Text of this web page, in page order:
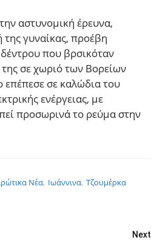
αστυνομική έρευνα,
της γυναίκας, προέβη
που βρσικόταν
σε χωριό των Βορείων
σε καλώδια του
ενέργειας, με
προσωρινά το ρεύμα στην
Νέα, Ιωάννινα, Τζουμέρκα
Next